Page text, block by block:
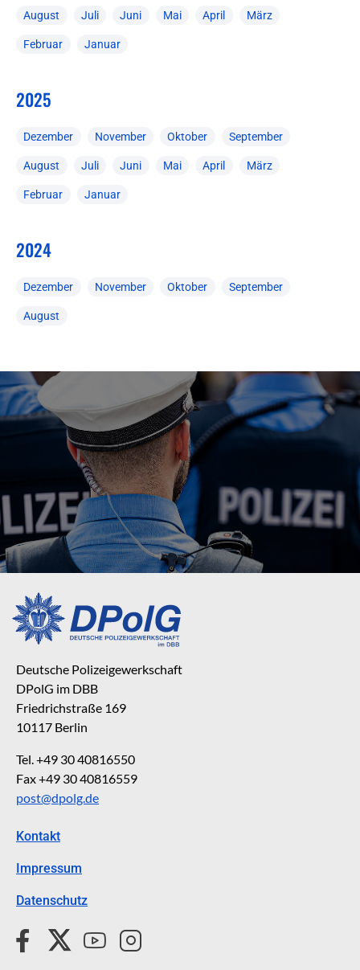
August Juli Juni Mai April März
Februar Januar
2025
Dezember November Oktober September
August Juli Juni Mai April März
Februar Januar
2024
Dezember November Oktober September
August
Deutsche Polizeigewerkschaft
DPolG im DBB
Friedrichstraße 169
10117 Berlin
Tel. +49 30 40816550
Fax +49 30 40816559
post@dpolg.de
Kontakt
Impressum
Datenschutz